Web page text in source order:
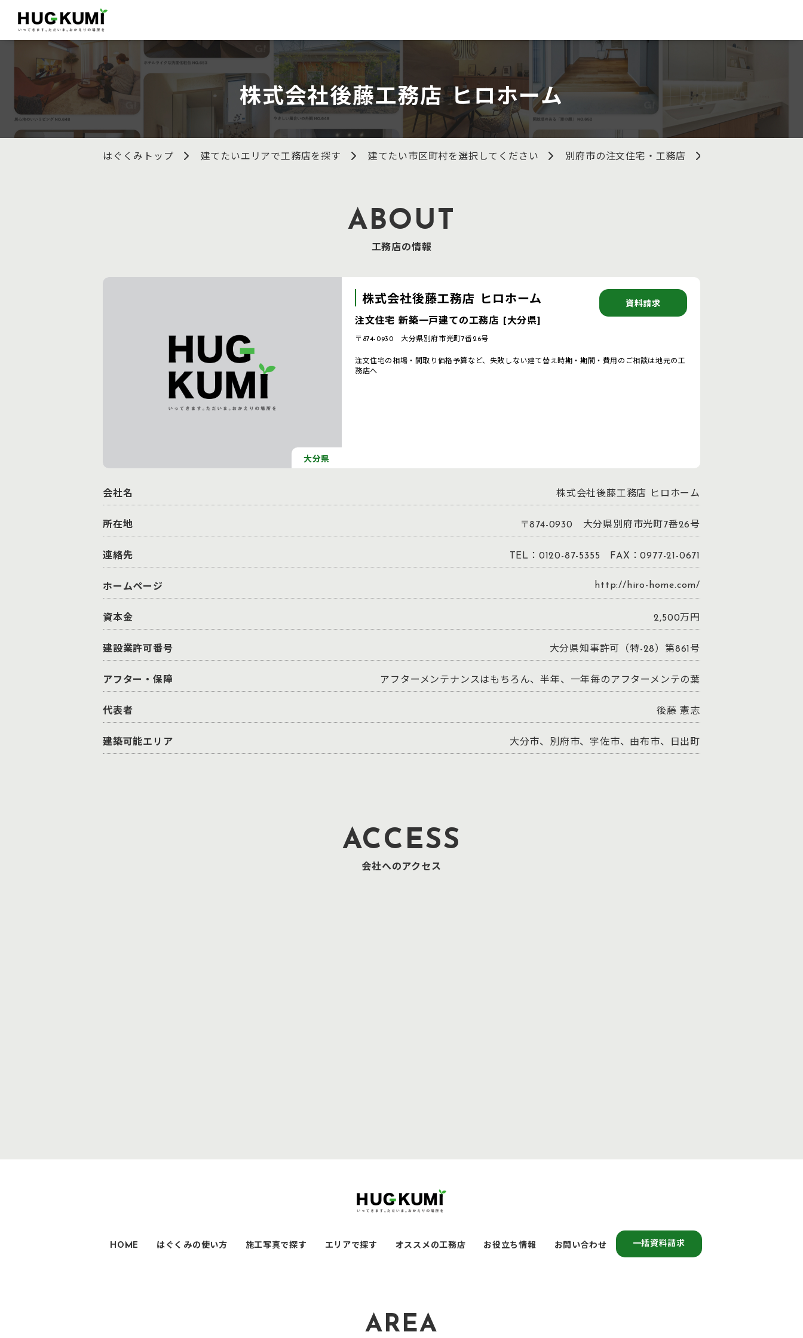
株式会社後藤工務店 ヒロホーム
はぐくみトップ 建てたいエリアで工務店を探す 建てたい市区町村を選択してください 別府市の注文住宅・工務店
ABOUT
工務店の情報
大分県
株式会社後藤工務店 ヒロホーム
注文住宅 新築一戸建ての工務店 [大分県]
〒874-0930 大分県別府市光町7番26号
資料請求
注文住宅の相場・間取り価格予算など、失敗しない建て替え時期・期間・費用のご相談は地元の工
務店へ
会社名 株式会社後藤工務店 ヒロホーム
所在地 〒874-0930 大分県別府市光町7番26号
連絡先 TEL：0120-87-5355 FAX：0977-21-0671
ホームページ http://hiro-home.com/
資本金 2,500万円
建設業許可番号 大分県知事許可（特-28）第861号
アフター・保障 アフターメンテナンスはもちろん、半年、一年毎のアフターメンテの葉
代表者 後藤 憲志
建築可能エリア 大分市、別府市、宇佐市、由布市、日出町
ACCESS
会社へのアクセス
HOME はぐくみの使い方 施工写真で探す エリアで探す オススメの工務店 お役立ち情報 お問い合わせ 一括資料請求
AREA